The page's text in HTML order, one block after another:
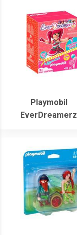
Playmobil
EverDreamerz